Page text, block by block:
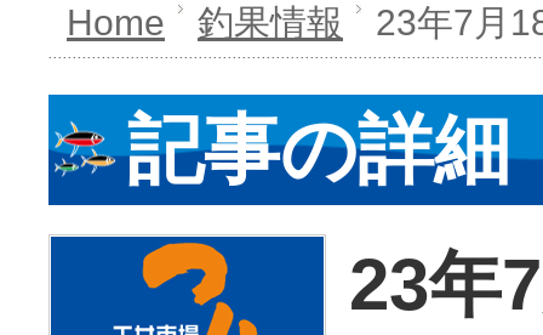
Home 釣果情報 23年7月
記事の詳細
23年